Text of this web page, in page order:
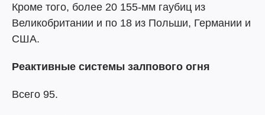
Кроме того, более 20 155-мм гаубиц из
Великобритании и по 18 из Польши, Германии и
США.
Реактивные системы залпового огня
Всего 95.